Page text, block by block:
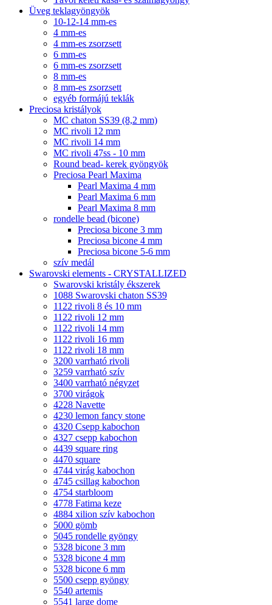
Üveg teklagyöngyök
10-12-14 mm-es
4 mm-es
4 mm-es zsorzsett
6 mm-es
6 mm-es zsorzsett
8 mm-es
8 mm-es zsorzsett
egyéb formájú teklák
Preciosa kristályok
MC chaton SS39 (8,2 mm)
MC rivoli 12 mm
MC rivoli 14 mm
MC rivoli 47ss - 10 mm
Round bead- kerek gyöngyök
Preciosa Pearl Maxima
Pearl Maxima 4 mm
Pearl Maxima 6 mm
Pearl Maxima 8 mm
rondelle bead (bicone)
Preciosa bicone 3 mm
Preciosa bicone 4 mm
Preciosa bicone 5-6 mm
szív medál
Swarovski elements - CRYSTALLIZED
Swarovski kristály ékszerek
1088 Swarovski chaton SS39
1122 rivoli 8 és 10 mm
1122 rivoli 12 mm
1122 rivoli 14 mm
1122 rivoli 16 mm
1122 rivoli 18 mm
3200 varrható rivoli
3259 varrható szív
3400 varrható négyzet
3700 virágok
4228 Navette
4230 lemon fancy stone
4320 Csepp kabochon
4327 csepp kabochon
4439 square ring
4470 square
4744 virág kabochon
4745 csillag kabochon
4754 starbloom
4778 Fatima keze
4884 xilion szív kabochon
5000 gömb
5045 rondelle gyöngy
5328 bicone 3 mm
5328 bicone 4 mm
5328 bicone 6 mm
5500 csepp gyöngy
5540 artemis
5541 large dome